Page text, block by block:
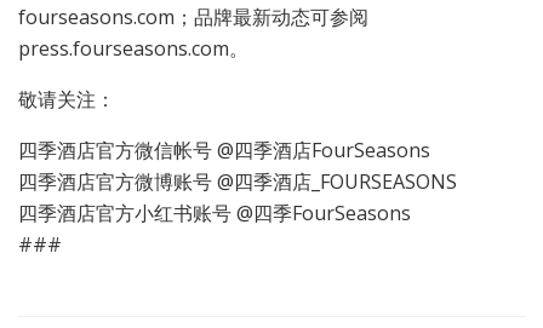
fourseasons.com；品牌最新动态可参阅
press.fourseasons.com。
敬请关注：
四季酒店官方微信帐号 @四季酒店FourSeasons
四季酒店官方微博账号 @四季酒店_FOURSEASONS
四季酒店官方小红书账号 @四季FourSeasons
###